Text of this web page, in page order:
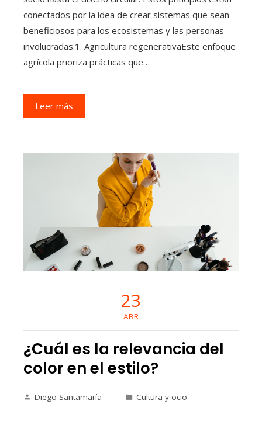
conectados por la idea de crear sistemas que sean
beneficiosos para los ecosistemas y las personas
involucradas.1. Agricultura regenerativaEste enfoque
agrícola prioriza prácticas que…
Leer más
23
ABR
¿Cuál es la relevancia del
color en el estilo?
Diego Santamaría Cultura y ocio